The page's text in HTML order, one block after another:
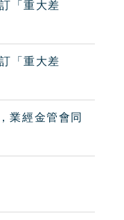
「重大差
「重大差
業經金管會同